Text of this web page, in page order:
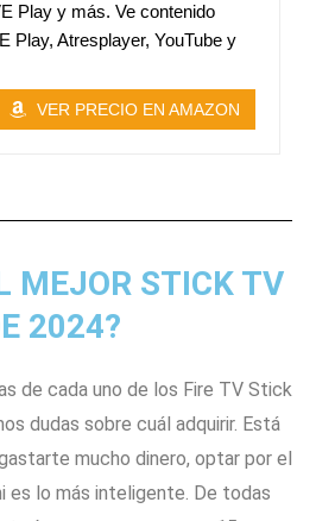
Play y más. Ve contenido
Play, Atresplayer, YouTube y
VER PRECIO EN AMAZON
MEJOR STICK TV
2024?
de cada uno de los Fire TV Stick
dudas sobre cuál adquirir. Está
mucho dinero, optar por el
es lo más inteligente. De todas